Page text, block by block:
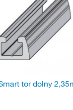
tor dolny